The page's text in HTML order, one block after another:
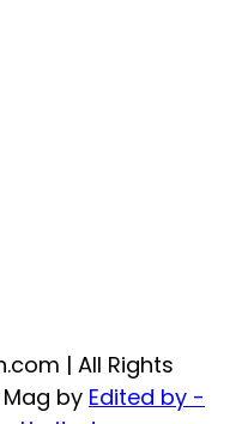
| All Rights
by Edited by -